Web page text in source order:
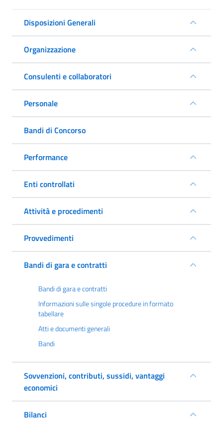
Disposizioni Generali
Organizzazione
Consulenti e collaboratori
Personale
Bandi di Concorso
Performance
Enti controllati
Attività e procedimenti
Provvedimenti
Bandi di gara e contratti
Bandi di gara e contratti
Informazioni sulle singole procedure in formato
tabellare
Atti e documenti generali
Bandi
Sovvenzioni, contributi, sussidi, vantaggi
economici
Bilanci